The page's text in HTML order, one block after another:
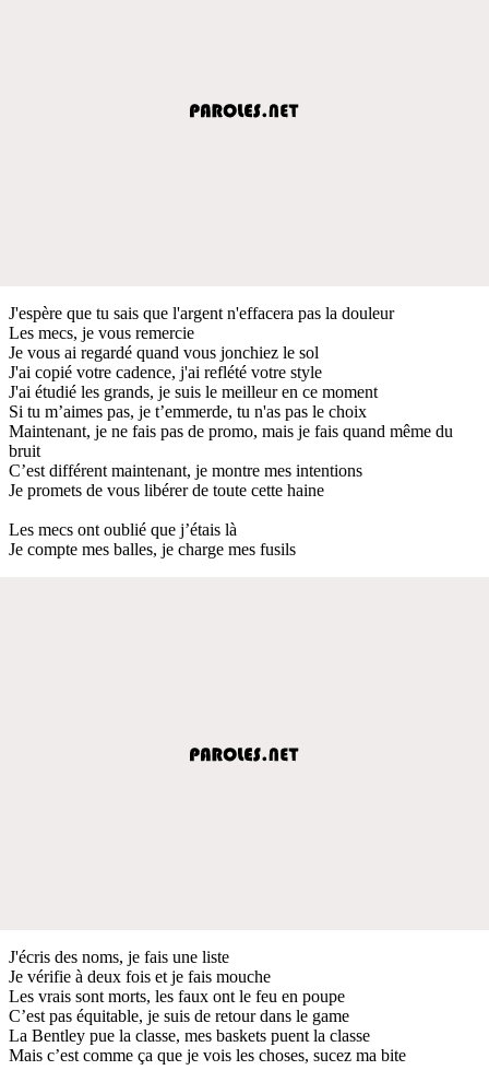
J'espère que tu sais que l'argent n'effacera pas la douleur
Les mecs, je vous remercie
Je vous ai regardé quand vous jonchiez le sol
J'ai copié votre cadence, j'ai reflété votre style
J'ai étudié les grands, je suis le meilleur en ce moment
Si tu m’aimes pas, je t’emmerde, tu n'as pas le choix
Maintenant, je ne fais pas de promo, mais je fais quand même du
bruit
C’est différent maintenant, je montre mes intentions
Je promets de vous libérer de toute cette haine
Les mecs ont oublié que j’étais là
Je compte mes balles, je charge mes fusils
J'écris des noms, je fais une liste
Je vérifie à deux fois et je fais mouche
Les vrais sont morts, les faux ont le feu en poupe
C’est pas équitable, je suis de retour dans le game
La Bentley pue la classe, mes baskets puent la classe
Mais c’est comme ça que je vois les choses, sucez ma bite